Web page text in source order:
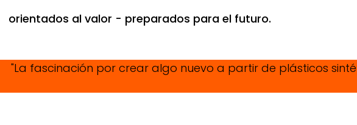
orientados al valor - preparados para el futuro.
"La fascinación por crear algo nuevo a partir de plásticos